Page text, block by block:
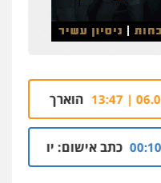
הוארך מעצר סגן
כתב אישום: יו"ר ש"ס